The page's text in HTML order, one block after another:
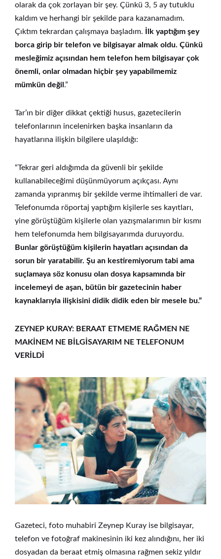
olarak da çok zorlayan bir şey. Çünkü 3, 5 ay tutuklu
kaldım ve herhangi bir şekilde para kazanamadım.
Çıktım tekrardan çalışmaya başladım. İlk yaptığım şey
borca girip bir telefon ve bilgisayar almak oldu. Çünkü
mesleğimiz açısından hem telefon hem bilgisayar çok
önemli, onlar olmadan hiçbir şey yapabilmemiz
mümkün değil .”
Tar’ın bir diğer dikkat çektiği husus, gazetecilerin
telefonlarının incelenirken başka insanların da
hayatlarına ilişkin bilgilere ulaşıldığı:
“Tekrar geri aldığımda da güvenli bir şekilde
kullanabileceğimi düşünmüyorum açıkçası. Aynı
zamanda yıpranmış bir şekilde verme ihtimalleri de var.
Telefonumda röportaj yaptığım kişilerle ses kayıtları,
yine görüştüğüm kişilerle olan yazışmalarımın bir kısmı
hem telefonumda hem bilgisayarımda duruyordu.
Bunlar görüştüğüm kişilerin hayatları açısından da
sorun bir yaratabilir. Şu an kestiremiyorum tabi ama
suçlamaya söz konusu olan dosya kapsamında bir
incelemeyi de aşan, bütün bir gazetecinin haber
kaynaklarıyla ilişkisini didik didik eden bir mesele bu.”
ZEYNEP KURAY: BERAAT ETMEME RAĞMEN NE
MAKİNEM NE BİLGİSAYARIM NE TELEFONUM
VERİLDİ
Gazeteci, foto muhabiri Zeynep Kuray ise bilgisayar,
telefon ve fotoğraf makinesinin iki kez alındığını, her iki
dosyadan da beraat etmiş olmasına rağmen sekiz yıldır